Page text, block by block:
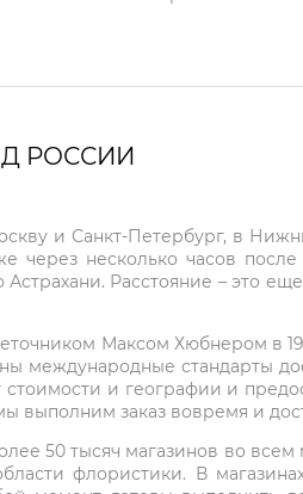
РОССИИ
и Санкт-Петербург, в
через несколько часов
Расстояние – это
Максом Хюбнером в
стандарты
и географии и
выполним заказ вовремя и
50 тысяч магазинов во
флористики. В